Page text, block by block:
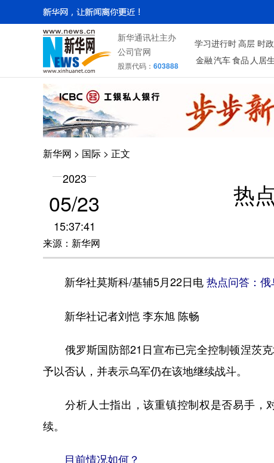
新华通讯社主办
公司官网
股票代码： 603888
学习进行时高层 时政
金融汽车食品 人居
新华网 > 国际 > 正文
2023
05/23
15:37:41
来源：新华网
热
新华社莫斯科/基辅5月22日电热点问答：俄
新华社记者刘恺 李东旭 陈畅
俄罗斯国防部21日宣布已完全控制顿涅茨克
予以否认，并表示乌军仍在该地继续战斗。
分析人士指出，该重镇控制权是否易手，
续。
目前情况如何？